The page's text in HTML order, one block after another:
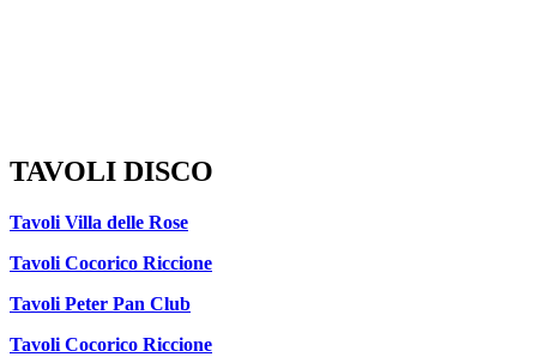
TAVOLI DISCO
Tavoli Villa delle Rose
Tavoli Cocorico Riccione
Tavoli Peter Pan Club
Tavoli Cocorico Riccione